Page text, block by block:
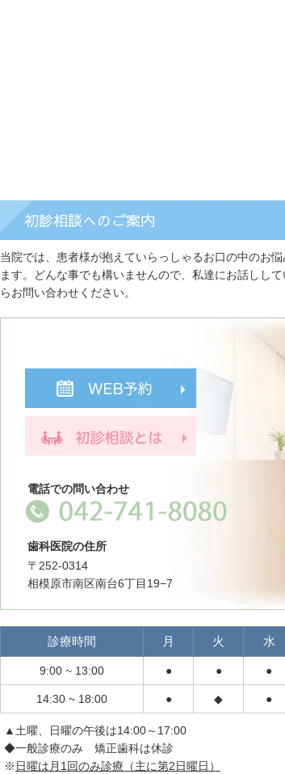
初診相談へのご案内
当院では、患者様が抱えていらっしゃるお口の中のお
ます。どんな事でも構いませんので、私達にお話しし
らお問い合わせください。
電話での問い合わせ
歯科医院の住所
〒252-0314
相模原市南区南台6丁目19−7
診療時間 月 火 水
9:00 ~ 13:00 ● ● ●
14:30 ~ 18:00 ● ◆ ●
▲土曜、日曜の午後は14:00～17:00
◆一般診療のみ 矯正歯科は休診
※ 日曜は月1回のみ診療（主に第2日曜日）